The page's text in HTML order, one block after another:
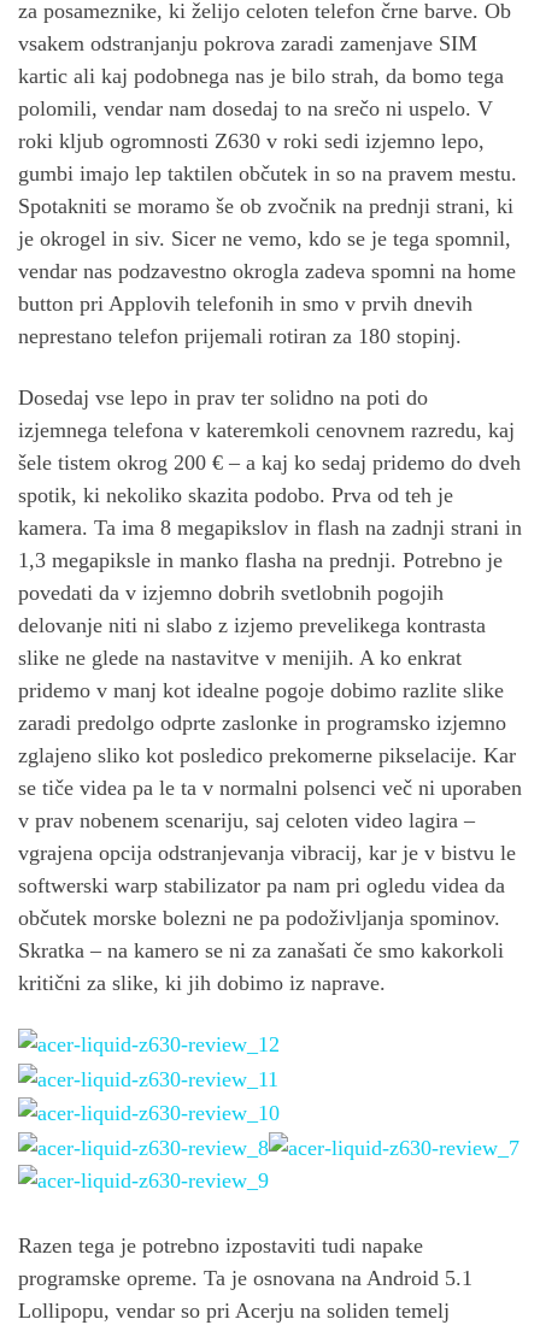
za posameznike, ki želijo celoten telefon črne barve. Ob
vsakem odstranjanju pokrova zaradi zamenjave SIM
kartic ali kaj podobnega nas je bilo strah, da bomo tega
polomili, vendar nam dosedaj to na srečo ni uspelo. V
roki kljub ogromnosti Z630 v roki sedi izjemno lepo,
gumbi imajo lep taktilen občutek in so na pravem mestu.
Spotakniti se moramo še ob zvočnik na prednji strani, ki
je okrogel in siv. Sicer ne vemo, kdo se je tega spomnil,
vendar nas podzavestno okrogla zadeva spomni na home
button pri Applovih telefonih in smo v prvih dnevih
neprestano telefon prijemali rotiran za 180 stopinj.
Dosedaj vse lepo in prav ter solidno na poti do
izjemnega telefona v kateremkoli cenovnem razredu, kaj
šele tistem okrog 200 € – a kaj ko sedaj pridemo do dveh
spotik, ki nekoliko skazita podobo. Prva od teh je
kamera. Ta ima 8 megapikslov in flash na zadnji strani in
1,3 megapiksle in manko flasha na prednji. Potrebno je
povedati da v izjemno dobrih svetlobnih pogojih
delovanje niti ni slabo z izjemo prevelikega kontrasta
slike ne glede na nastavitve v menijih. A ko enkrat
pridemo v manj kot idealne pogoje dobimo razlite slike
zaradi predolgo odprte zaslonke in programsko izjemno
zglajeno sliko kot posledico prekomerne pikselacije. Kar
se tiče videa pa le ta v normalni polsenci več ni uporaben
v prav nobenem scenariju, saj celoten video lagira –
vgrajena opcija odstranjevanja vibracij, kar je v bistvu le
softwerski warp stabilizator pa nam pri ogledu videa da
občutek morske bolezni ne pa podoživljanja spominov.
Skratka – na kamero se ni za zanašati če smo kakorkoli
kritični za slike, ki jih dobimo iz naprave.
Razen tega je potrebno izpostaviti tudi napake
programske opreme. Ta je osnovana na Android 5.1
Lollipopu, vendar so pri Acerju na soliden temelj